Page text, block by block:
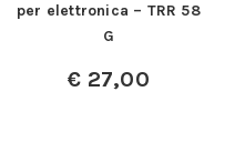
per elettronica – TRR 58
G
€ 27,00